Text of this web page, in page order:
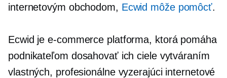
internetovým obchodom, Ecwid môže pomôcť.
Ecwid jee-commerce platforma, ktorá pomáha
podnikateľom dosahovať ich ciele vytváraním
vlastných, profesionálne vyzerajúciinternetové